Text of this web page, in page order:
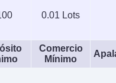
0.01 Lots
Comercio
Mínimo